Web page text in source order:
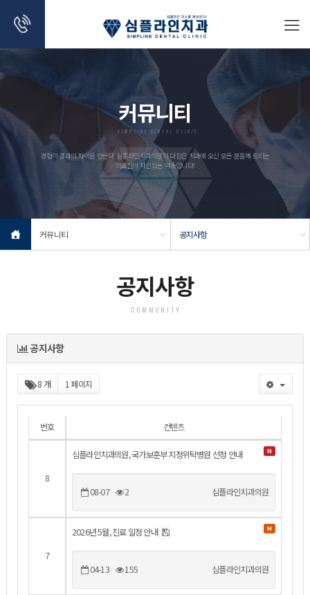
커뮤니티
SIMPLINE DENTAL CLINIC
경험이 결과의 차이를 만든다. 심플라인치과의원의 다짐은 치과에 오신 모든 분들께 드리는
의료진의 자신있는 약속입니다!
커뮤니티 공지사항
공지사항
COMMUNITY
공지사항목록
8 개 1 페이지
번호 컨텐츠
8
심플라인치과의원, 국가보훈부 지정위탁병원 선정 안내 N
08-07 2 심플라인치과의원
7
2026년 5월, 진료 일정 안내 H
04-13 155 심플라인치과의원